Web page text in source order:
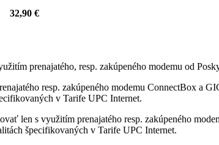
32,90 €
prenajatého, resp. zakúpeného modemu od
resp. zakúpeného modemu ConnectBox a
v Tarife UPC Internet.
len s využitím prenajatého resp. zakúpeného
špecifikovaných v Tarife UPC Internet.